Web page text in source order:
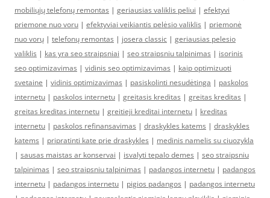
mobiliųjų telefonų remontas | geriausias valiklis peliui | efektyvi
priemone nuo voru | efektyviai veikiantis pelėsio valiklis | priemonė
nuo vorų | telefonų remontas | josera classic | geriausias pelesio
valiklis | kas yra seo straipsniai | seo straipsniu talpinimas | isorinis
seo optimizavimas | vidinis seo optimizavimas | kaip optimizuoti
svetaine | vidinis optimizavimas | pasiskolinti nesudėtinga | paskolos
internetu | paskolos internetu | greitasis kreditas | greitas kreditas |
greitas kreditas internetu | greitieji kreditai internetu | kreditas
internetu | paskolos refinansavimas | draskykles katems | draskykles
katems | pripratinti kate prie draskykles | medinis namelis su ciuozykla
| sausas maistas ar konservai | isvalyti tepalo demes | seo straipsniu
talpinimas | seo straipsniu talpinimas | padangos internetu | padangos
internetu | padangos internetu | pigios padangos | padangos internetu